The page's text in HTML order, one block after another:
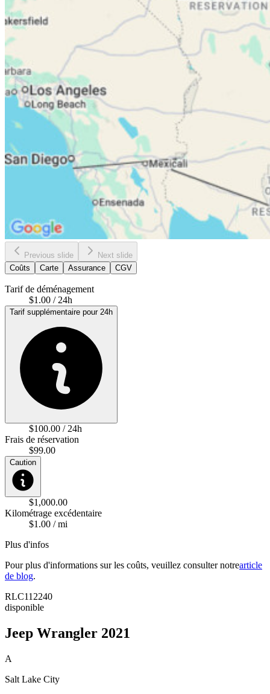
Previous slide
Next slide
Coûts
Carte Assurance CGV
Tarif de déménagement
$1.00 / 24h
Tarif supplémentaire pour 24h
$100.00 / 24h
Frais de réservation
$99.00
Caution
$1,000.00
Kilométrage excédentaire
$1.00 / mi
Plus d'infos
Pour plus d'informations sur les coûts, veuillez consulter notrearticle
de blog.
RLC112240
disponible
Jeep Wrangler 2021
A
Salt Lake City